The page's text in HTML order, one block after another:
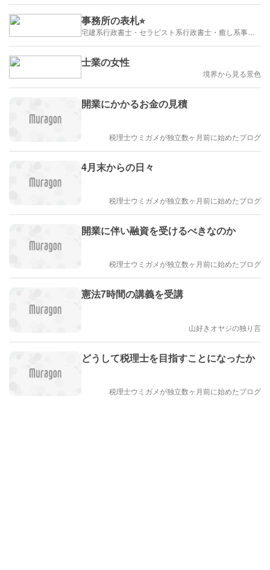
事務所の表札⭐︎
士業の女性
境界から見る景色
開業にかかるお金の見積
税理士ウミガメが独立数ヶ月前に始めたブログ
4月末からの日々
税理士ウミガメが独立数ヶ月前に始めたブログ
開業に伴い融資を受けるべきなのか
税理士ウミガメが独立数ヶ月前に始めたブログ
憲法7時間の講義を受講
山好きオヤジの独り言
どうして税理士を目指すことになったか
税理士ウミガメが独立数ヶ月前に始めたブログ